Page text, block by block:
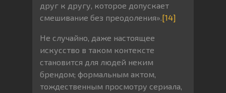
друг к другу, которое допускает
смешивание без преодоления».[14]
Не случайно, даже настоящее
искусство в таком контексте
становится для людей неким
брендом; формальным актом,
тождественным просмотру сериала,